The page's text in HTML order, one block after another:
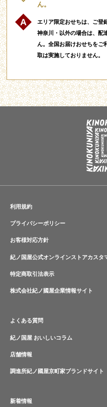
ん。
エリア限定おせちは、ご登
神奈川・以外の場合は、配
ん。全国お届けおせちをご
取は実施しておりません。
利用規約
プライバシーポリシー
お客様対応方針
紀ノ国屋公式オンラインストアカスタ
特定商取引法表示
株式会社紀ノ國屋企業情報サイト
よくある質問
紀ノ国屋 おいしいコラム
店舗情報
調進所紀ノ國屋京町家ブランドサイト
新着情報